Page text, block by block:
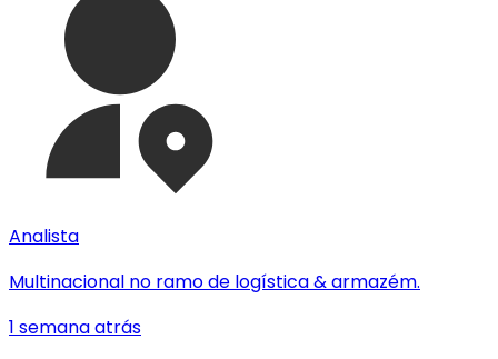
Analista
Multinacional no ramo de logística & armazém.
1 semana atrás